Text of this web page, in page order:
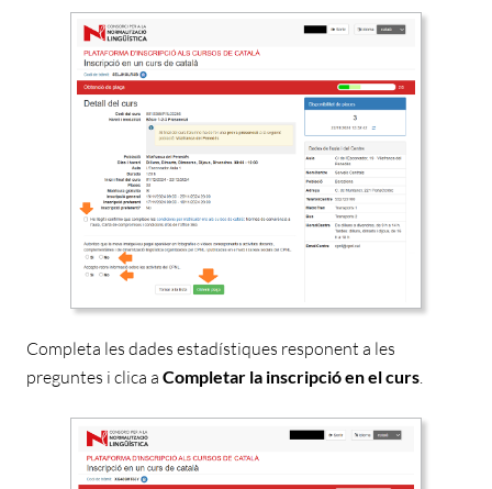
Completa les dades estadístiques responent a les
preguntes i clica a Completar la inscripció en el curs